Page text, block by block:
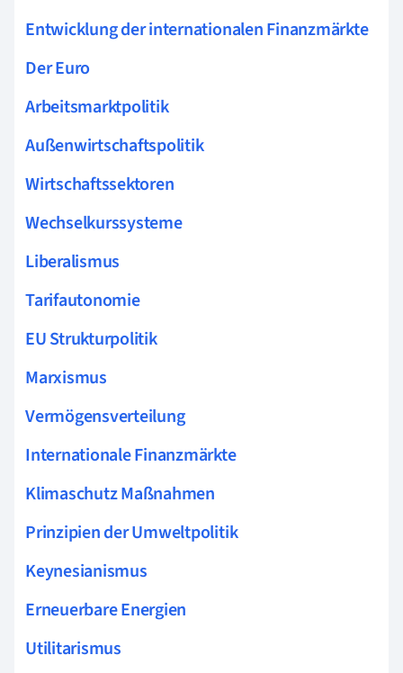
Entwicklung der internationalen Finanzmärkte
Der Euro
Arbeitsmarktpolitik
Außenwirtschaftspolitik
Wirtschaftssektoren
Wechselkurssysteme
Liberalismus
Tarifautonomie
EU Strukturpolitik
Marxismus
Vermögensverteilung
Internationale Finanzmärkte
Klimaschutz Maßnahmen
Prinzipien der Umweltpolitik
Keynesianismus
Erneuerbare Energien
Utilitarismus